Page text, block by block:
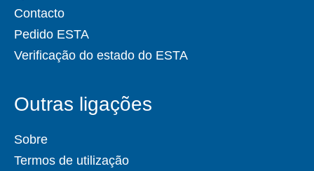
Contacto
Pedido ESTA
Verificação do estado do ESTA
Outras ligações
Sobre
Termos de utilização